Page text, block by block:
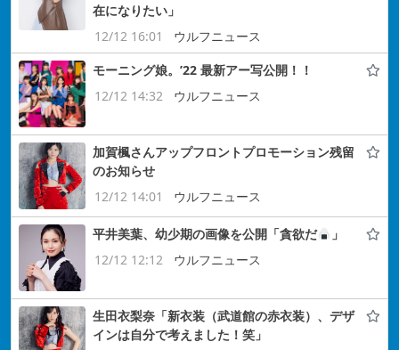
在になりたい」
12/12 16:01
ウルフニュース
モーニング娘。’22 最新アー写公開！！
12/12 14:32
ウルフニュース
加賀楓さんアップフロントプロモーション残留
のお知らせ
12/12 14:01
ウルフニュース
平井美葉、幼少期の画像を公開「貪欲だ
」
12/12 12:12
ウルフニュース
生田衣梨奈「新衣装（武道館の赤衣装）、デザ
インは自分で考えました！笑」